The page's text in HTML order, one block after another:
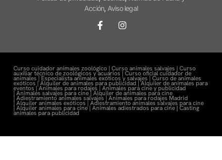
Acción, Aviso legal
Curso cuidador animales zoológico | Curso animales salvajes | Curso
auxiliar técnico de zoológicos y acuarios | Curso oficial cuidador de
animales | Especialista animales exóticos y salvajes | Curso de animales
exóticos |Alquiler de animales para publicidad |Alquiler de animales para
eventos |Animales para rodajes | Animales para cine y publicidad
| Animales salvajes para cine | Alquiler de animales para cine
| Adiestramiento animales salvajes | Animales para rodajes Madrid
| Alquiler animales exóticos | Adiestramiento animales salvajes para cine
| Alquiler animales para cine | Animales adiestrados para cine| Casting
animales para publicidad